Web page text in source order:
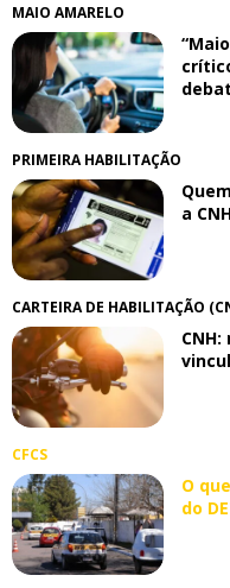
MAIO AMARELO
PRIMEIRA HABILITAÇÃO
a
CARTEIRA DE HABILITAÇÃO
CFCS
O
do